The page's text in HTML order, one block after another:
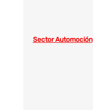
Sector Automoción